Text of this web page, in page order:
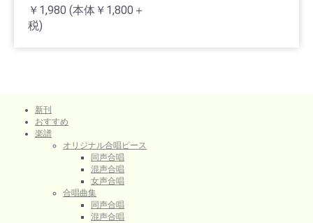
￥1,980 (本体￥1,800＋
税)
新刊
おすすめ
楽譜
オリジナル合唱ピース
同声合唱
混声合唱
女声合唱
合唱曲集
同声合唱
混声合唱